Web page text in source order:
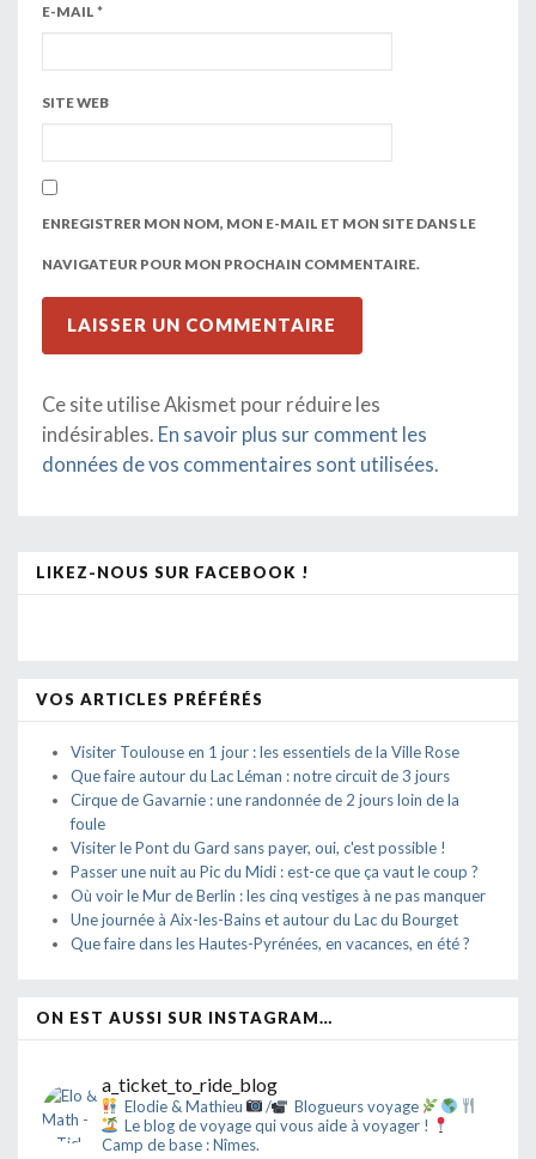
E-MAIL *
SITE WEB
ENREGISTRER MON NOM, MON E-MAIL ET MON SITE DANS LE
NAVIGATEUR POUR MON PROCHAIN COMMENTAIRE.
Ce site utilise Akismet pour réduire les
indésirables. En savoir plus sur comment les
données de vos commentaires sont utilisées.
LIKEZ-NOUS SUR FACEBOOK !
VOS ARTICLES PRÉFÉRÉS
Visiter Toulouse en 1 jour : les essentiels de la Ville Rose
Que faire autour du Lac Léman : notre circuit de 3 jours
Cirque de Gavarnie : une randonnée de 2 jours loin de la
foule
Visiter le Pont du Gard sans payer, oui, c'est possible !
Passer une nuit au Pic du Midi : est-ce que ça vaut le coup ?
Où voir le Mur de Berlin : les cinq vestiges à ne pas manquer
Une journée à Aix-les-Bains et autour du Lac du Bourget
Que faire dans les Hautes-Pyrénées, en vacances, en été ?
ON EST AUSSI SUR INSTAGRAM…
a_ticket_to_ride_blog
Elodie & Mathieu /
Blogueurs voyage
Le blog de voyage qui vous aide à voyager !
Camp de base : Nîmes.